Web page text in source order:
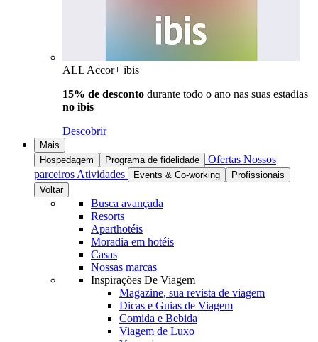
ALL Accor+ ibis
15% de desconto durante todo o ano nas suas estadias
no ibis
Descobrir
Mais
Hospedagem
Programa de fidelidade Ofertas Nossos
parceiros Atividades Events & Co-working
Profissionais
Voltar
Busca avançada
Resorts
Aparthotéis
Moradia em hotéis
Casas
Nossas marcas
Inspirações De Viagem
Magazine, sua revista de viagem
Dicas e Guias de Viagem
Comida e Bebida
Viagem de Luxo